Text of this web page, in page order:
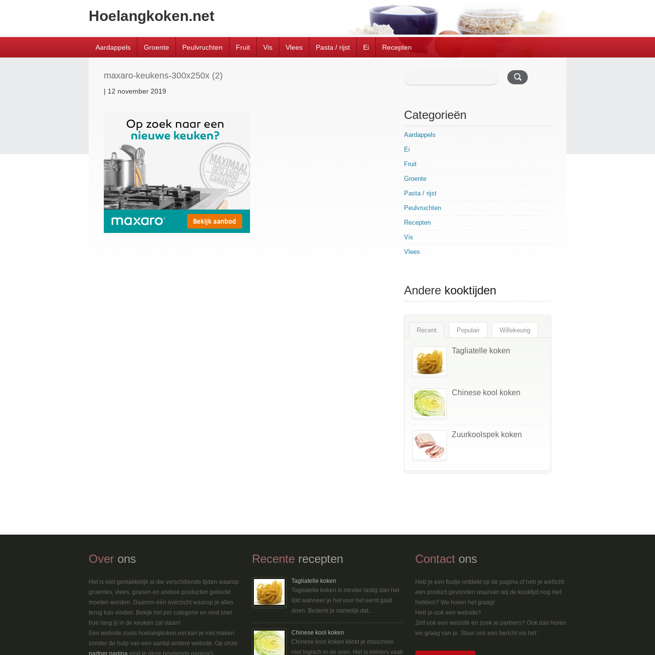
Hoelangkoken.net
Aardappels Groente Peulvruchten Fruit Vis Vlees Pasta / rijst Ei Recepten
maxaro-keukens-300x250x (2)
| 12 november 2019
Categorieën
Aardappels
Ei
Fruit
Groente
Pasta / rijst
Peulvruchten
Recepten
Vis
Vlees
Andere kooktijden
Recent Populair Willekeurig
Tagliatelle koken
Chinese kool koken
Zuurkoolspek koken
Over ons
Het is niet gemakkelijk al die verschillende tijden waarop
groentes, vlees, granen en andere producten gekookt
moeten worden. Daarom één overzicht waarop je alles
terug kan vinden. Bekijk het per categorie en vind snel
hoe lang jij in de keuken zal staan!
Een website zoals hoelangkoken.net kan je niet maken
zonder de hulp van een aantal andere website. Op onze
partner pagina vind je deze bevriende pagina's
Recente recepten
Tagliatelle koken
Tagliatelle koken is minder lastig dan het
lijkt wanneer je het voor het eerst gaat
doen. Bedenk je namelijk dat...
Chinese kool koken
Chinese kool koken klinkt je misschien
niet logisch in de oren. Het is immers vaak
Contact ons
Heb je een foutje ontdekt op de pagina of heb je wellicht
een product gevonden waarvan wij de kooktijd nog niet
hebben? We horen het graag!
Heb je ook een website?
Zelf ook een website en zoek je partners? Ook dan horen
we graag van je. Stuur ons een bericht via het: